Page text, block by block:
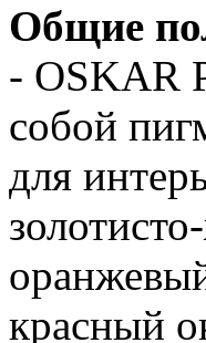
Общие
- OSKAR
собой
для
красный